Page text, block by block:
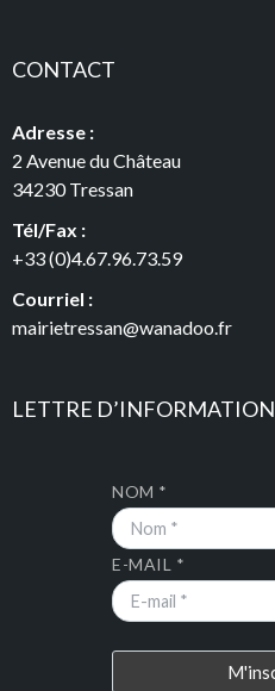
CONTACT
Adresse :
2 Avenue du Château
34230 Tressan
Tél/Fax :
+33 (0)4.67.96.73.59
Courriel :
mairietressan@wanadoo.fr
LETTRE D’INFORMATION
NOM *
E-MAIL *